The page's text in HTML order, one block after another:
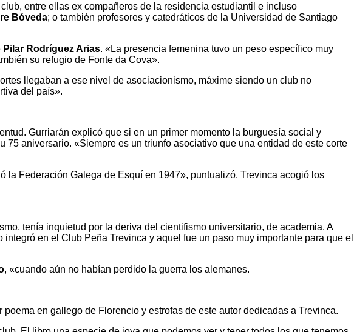
entre ellas ex compañeros de la residencia estudiantil e incluso
Bóveda; o también profesores y catedráticos de la Universidad de Santiago
Pilar Rodríguez Arias. «La presencia femenina tuvo un peso específico muy
su refugio de Fonte da Cova».
llegaban a ese nivel de asociacionismo, máxime siendo un club no
del país».
Gurriarán explicó que si en un primer momento la burguesía social y
aniversario. «Siempre es un triunfo asociativo que una entidad de este corte
la Federación Galega de Esquí en 1947», puntualizó. Trevinca acogió los
tenía inquietud por la deriva del cientifismo universitario, de academia. A
integró en el Club Peña Trevinca y aquel fue un paso muy importante para que el
, «cuando aún no habían perdido la guerra los alemanes.
en gallego de Florencio y estrofas de este autor dedicadas a Trevinca.